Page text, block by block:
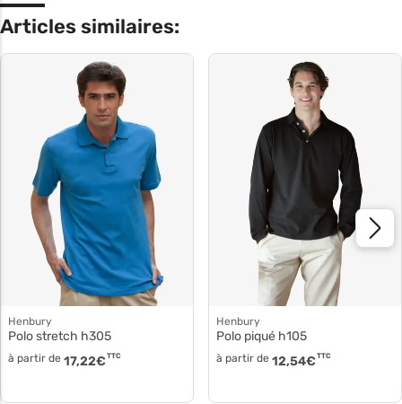
Articles similaires:
Henbury
Polo stretch h305
à partir de 17,22€ TTC
Henbury
Polo piqué h105
à partir de 12,54€ TTC